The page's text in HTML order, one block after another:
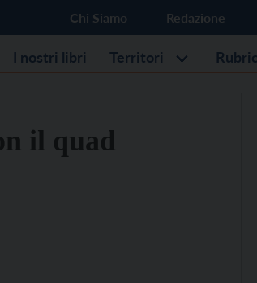
Chi Siamo Redazione
I nostri libri Territori
il quad